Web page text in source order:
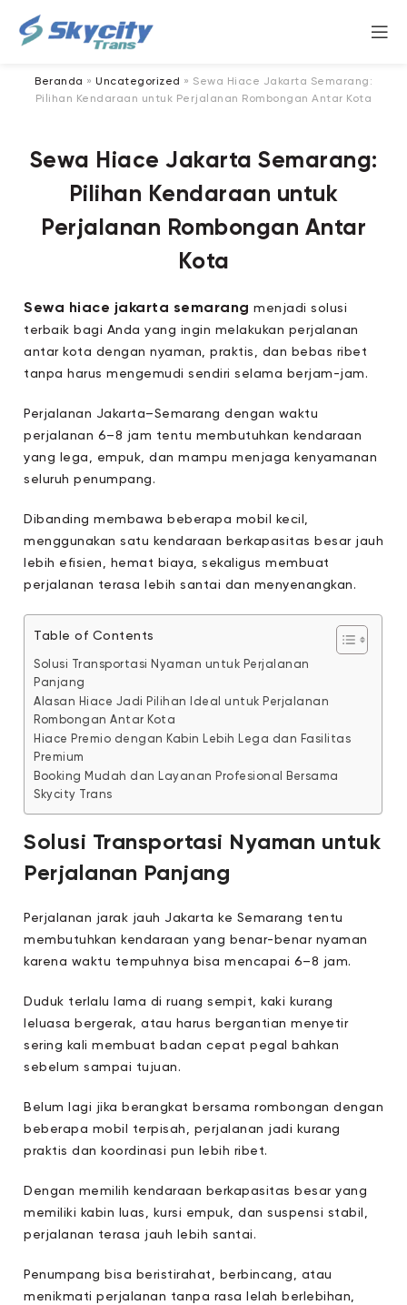
Beranda » Uncategorized » Sewa Hiace Jakarta Semarang:
Pilihan Kendaraan untuk Perjalanan Rombongan Antar Kota
Sewa Hiace Jakarta Semarang:
Pilihan Kendaraan untuk
Perjalanan Rombongan Antar
Kota
Sewa hiace jakarta semarang menjadi solusi
terbaik bagi Anda yang ingin melakukan perjalanan
antar kota dengan nyaman, praktis, dan bebas ribet
tanpa harus mengemudi sendiri selama berjam-jam.
Perjalanan Jakarta–Semarang dengan waktu
perjalanan 6–8 jam tentu membutuhkan kendaraan
yang lega, empuk, dan mampu menjaga kenyamanan
seluruh penumpang.
Dibanding membawa beberapa mobil kecil,
menggunakan satu kendaraan berkapasitas besar jauh
lebih efisien, hemat biaya, sekaligus membuat
perjalanan terasa lebih santai dan menyenangkan.
Table of Contents
Solusi Transportasi Nyaman untuk Perjalanan
Panjang
Alasan Hiace Jadi Pilihan Ideal untuk Perjalanan
Rombongan Antar Kota
Hiace Premio dengan Kabin Lebih Lega dan Fasilitas
Premium
Booking Mudah dan Layanan Profesional Bersama
Skycity Trans
Solusi Transportasi Nyaman untuk
Perjalanan Panjang
Perjalanan jarak jauh Jakarta ke Semarang tentu
membutuhkan kendaraan yang benar-benar nyaman
karena waktu tempuhnya bisa mencapai 6–8 jam.
Duduk terlalu lama di ruang sempit, kaki kurang
leluasa bergerak, atau harus bergantian menyetir
sering kali membuat badan cepat pegal bahkan
sebelum sampai tujuan.
Belum lagi jika berangkat bersama rombongan dengan
beberapa mobil terpisah, perjalanan jadi kurang
praktis dan koordinasi pun lebih ribet.
Dengan memilih kendaraan berkapasitas besar yang
memiliki kabin luas, kursi empuk, dan suspensi stabil,
perjalanan terasa jauh lebih santai.
Penumpang bisa beristirahat, berbincang, atau
menikmati perjalanan tanpa rasa lelah berlebihan,